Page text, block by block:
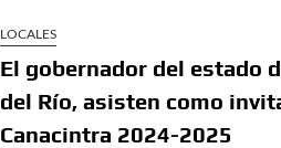
LOCALES
El gobernador del estado
del Río, asisten como
Canacintra 2024-2025